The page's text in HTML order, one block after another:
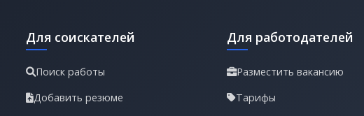
Для соискателей
Поиск работы
Добавить резюме
Для работодателей
Разместить вакансию
Тарифы